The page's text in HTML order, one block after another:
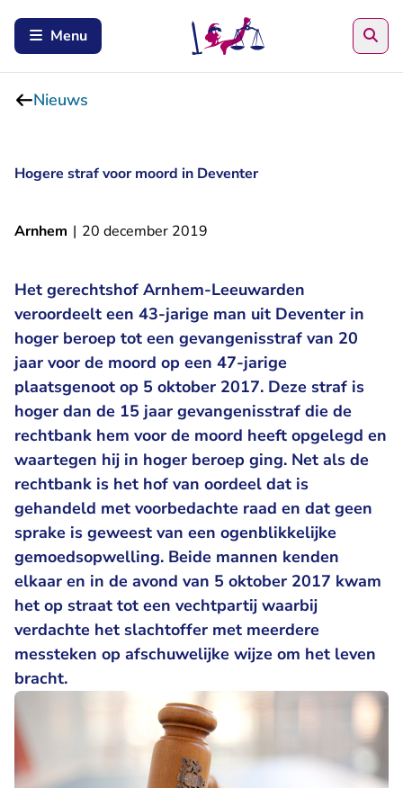
Menu
Nieuws
Hogere straf voor moord in Deventer
Arnhem | 20 december 2019
Het gerechtshof Arnhem-Leeuwarden
veroordeelt een 43-jarige man uit Deventer in
hoger beroep tot een gevangenisstraf van 20
jaar voor de moord op een 47-jarige
plaatsgenoot op 5 oktober 2017. Deze straf is
hoger dan de 15 jaar gevangenisstraf die de
rechtbank hem voor de moord heeft opgelegd en
waartegen hij in hoger beroep ging. Net als de
rechtbank is het hof van oordeel dat is
gehandeld met voorbedachte raad en dat geen
sprake is geweest van een ogenblikkelijke
gemoedsopwelling. Beide mannen kenden
elkaar en in de avond van 5 oktober 2017 kwam
het op straat tot een vechtpartij waarbij
verdachte het slachtoffer met meerdere
messteken op afschuwelijke wijze om het leven
bracht.